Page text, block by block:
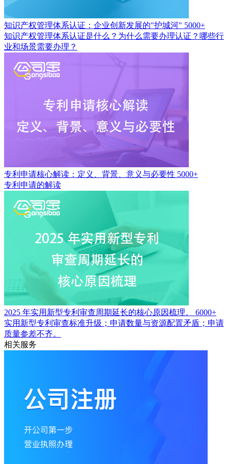
知识产权管理体系认证：企业创新发展的"护城河" 5000+
知识产权管理体系认证是什么？为什么需要办理认证？哪些行
业和场景需要办理？
专利申请核心解读：定义、背景、意义与必要性 5000+
专利申请的解读
2025 年实用新型专利审查周期延长的核心原因梳理。
6000+
实用新型专利审查标准升级；申请数量与资源配置矛盾；申请
质量参差不齐。
相关服务